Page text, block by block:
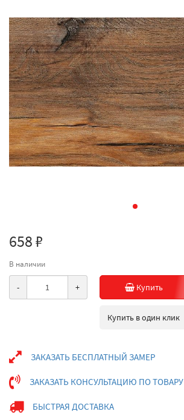
658 ₽
В наличии
- + Купить
Купить в один клик
ЗАКАЗАТЬ БЕСПЛАТНЫЙ ЗАМЕР
ЗАКАЗАТЬ КОНСУЛЬТАЦИЮ ПО ТОВАРУ
БЫСТРАЯ ДОСТАВКА